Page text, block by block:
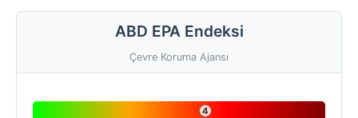
ABD EPA Endeksi
Çevre Koruma Ajansı
4